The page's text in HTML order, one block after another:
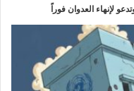
لإنهاء العدوان فوراً